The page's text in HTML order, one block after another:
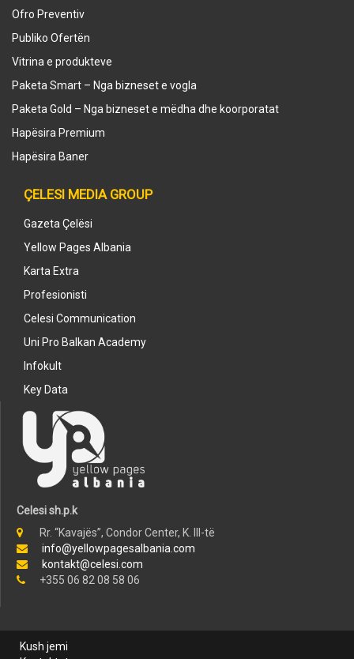
Ofro Preventiv
Publiko Ofertën
Vitrina e produkteve
Paketa Smart – Nga bizneset e vogla
Paketa Gold – Nga bizneset e mëdha dhe koorporatat
Hapësira Premium
Hapësira Baner
ÇELESI MEDIA GROUP
Gazeta Çelësi
Yellow Pages Albania
Karta Extra
Profesionisti
Celesi Communication
Uni Pro Balkan Academy
Infokult
Key Data
Celesi sh.p.k
Rr. “Kavajës”, Condor Center, K. III-të
info@yellowpagesalbania.com
kontakt@celesi.com
+355 06 82 08 58 06
Kush jemi